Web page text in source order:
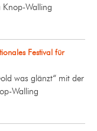
Knop-Walling
Festival für
was glänzt“ mit der
Walling